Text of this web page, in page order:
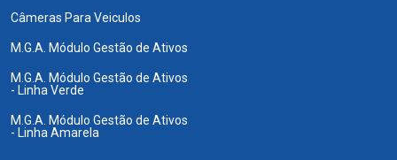
Câmeras Para Veiculos
M.G.A. Módulo Gestão de Ativos
M.G.A. Módulo Gestão de Ativos
- Linha Verde
M.G.A. Módulo Gestão de Ativos
- Linha Amarela